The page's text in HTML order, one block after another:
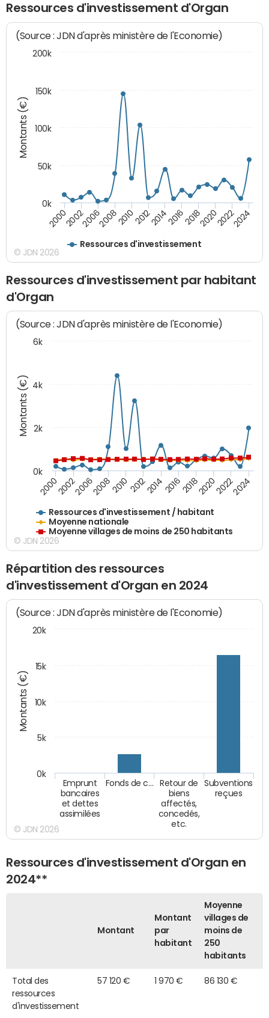
Ressources d'investissement d'Organ
Montants (€)
(Source : JDN d'après ministère de l'Economie)
Ressources d'investissement
200020022006200820102012201420162018202020222024
0k
50k
100k
150k
200k
© JDN 2026
Ressources d'investissement par habitant
d'Organ
Montants (€)
(Source : JDN d'après ministère de l'Economie)
Ressources d'investissement / habitant
Moyenne nationale
Moyenne villages de moins de 250 habitants
20002002200620082010 2012201420162018202020222024
0k
2k
4k
6k
© JDN 2026
Répartition des ressources
d'investissement d'Organ en 2024
Montants (€)
(Source : JDN d'après ministère de l'Economie)
Emprunt
bancaires
et dettes
assimilées
Fonds de c…
Retour de
biens
affectés,
concedés,
etc.
Subventions
reçues
0k
5k
10k
15k
20k
© JDN 2026
Ressources d'investissement d'Organ en
2024**
Montant
Montant
par
habitant
Moyenne
villages de
moins de
250
habitants
Total des
ressources
d'investissement
57 120 € 1 970 € 86 130 €